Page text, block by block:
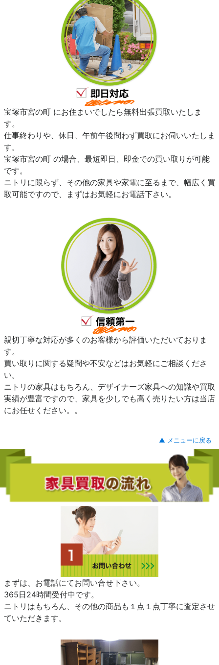
宝塚市宮の町 にお住まいでしたら無料出張買取いたしま
す。
仕事終わりや、休日、午前午後問わず買取にお伺いいたしま
す。
宝塚市宮の町 の場合、最短即日、即金での買い取りが可能
です。
ニトリに限らず、その他の家具や家電に至るまで、幅広く買
取可能ですので、まずはお気軽にお電話下さい。
親切丁寧な対応が多くのお客様から評価いただいておりま
す。
買い取りに関する疑問や不安などはお気軽にご相談くださ
い。
ニトリの家具はもちろん、デザイナーズ家具への知識や買取
実績が豊富ですので、家具を少しでも高く売りたい方は当店
にお任せください。。
▲ メニューに戻る
まずは、お電話にてお問い合せ下さい。
365日24時間受付中です。
ニトリはもちろん、その他の商品も１点１点丁寧に査定させ
ていただきます。